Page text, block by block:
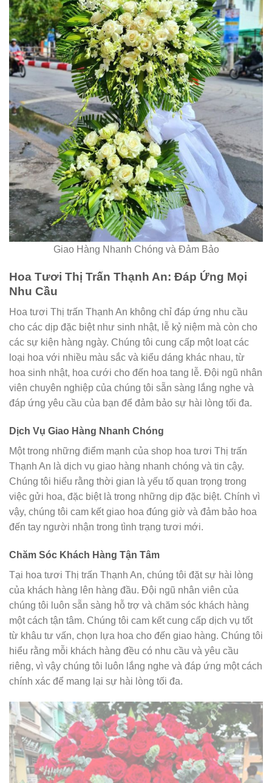
Giao Hàng Nhanh Chóng và Đảm Bảo
Hoa Tươi Thị Trấn Thạnh An: Đáp Ứng Mọi
Nhu Cầu
Hoa tươi Thị trấn Thạnh An không chỉ đáp ứng nhu cầu
cho các dịp đặc biệt như sinh nhật, lễ kỷ niệm mà còn cho
các sự kiện hàng ngày. Chúng tôi cung cấp một loạt các
loại hoa với nhiều màu sắc và kiểu dáng khác nhau, từ
hoa sinh nhật, hoa cưới cho đến hoa tang lễ. Đội ngũ nhân
viên chuyên nghiệp của chúng tôi sẵn sàng lắng nghe và
đáp ứng yêu cầu của bạn để đảm bảo sự hài lòng tối đa.
Dịch Vụ Giao Hàng Nhanh Chóng
Một trong những điểm mạnh của shop hoa tươi Thị trấn
Thạnh An là dịch vụ giao hàng nhanh chóng và tin cậy.
Chúng tôi hiểu rằng thời gian là yếu tố quan trọng trong
việc gửi hoa, đặc biệt là trong những dịp đặc biệt. Chính vì
vậy, chúng tôi cam kết giao hoa đúng giờ và đảm bảo hoa
đến tay người nhận trong tình trạng tươi mới.
Chăm Sóc Khách Hàng Tận Tâm
Tại hoa tươi Thị trấn Thạnh An, chúng tôi đặt sự hài lòng
của khách hàng lên hàng đầu. Đội ngũ nhân viên của
chúng tôi luôn sẵn sàng hỗ trợ và chăm sóc khách hàng
một cách tận tâm. Chúng tôi cam kết cung cấp dịch vụ tốt
từ khâu tư vấn, chọn lựa hoa cho đến giao hàng. Chúng tôi
hiểu rằng mỗi khách hàng đều có nhu cầu và yêu cầu
riêng, vì vậy chúng tôi luôn lắng nghe và đáp ứng một cách
chính xác để mang lại sự hài lòng tối đa.